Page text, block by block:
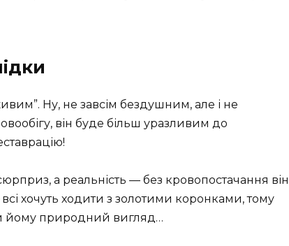
Ну, не завсім бездушним, але і не
він буде більш уразливим до
а реальність — без кровопостачання він
хочуть ходити з золотими коронками, тому
йому природний вигляд…